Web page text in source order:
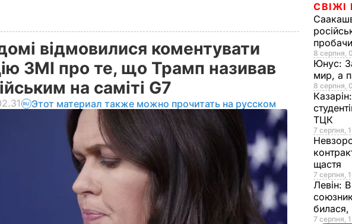
відмовилися коментувати
ЗМІ про те, що Трамп називав
на саміті G7
Этот материал также можно прочитать на русском
СВІЖІ
8 серпня,
Юнус:
мир, а
8 серпня,
Казарін:
ТЦК
7 серпня,
щастя
7 серпня,
Левін:
билася,
7 серпня,